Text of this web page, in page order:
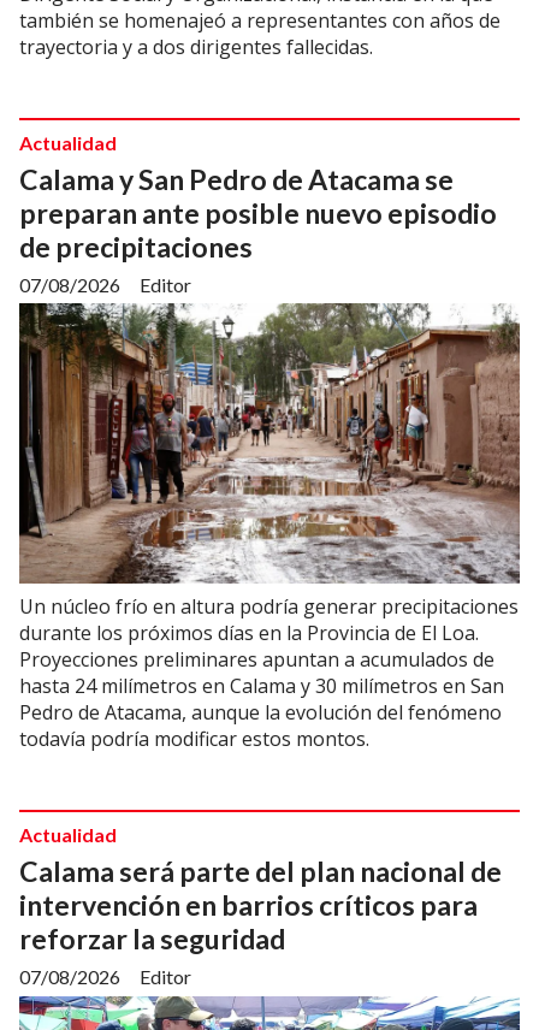
también se homenajeó a representantes con años de
trayectoria y a dos dirigentes fallecidas.
Calama y San Pedro de Atacama se
preparan ante posible nuevo episodio
de precipitaciones
Editor
Actualidad
07/08/2026
Un núcleo frío en altura podría generar precipitaciones
durante los próximos días en la Provincia de El Loa.
Proyecciones preliminares apuntan a acumulados de
hasta 24 milímetros en Calama y 30 milímetros en San
Pedro de Atacama, aunque la evolución del fenómeno
todavía podría modificar estos montos.
Calama será parte del plan nacional de
intervención en barrios críticos para
reforzar la seguridad
Editor
Actualidad
07/08/2026